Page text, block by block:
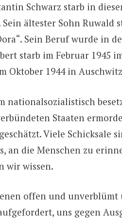
Schwarz starb in
ältester Sohn Ruwald
Sein Beruf wurde in
starb im Februar 1945
Oktober 1944 in
nationalsozialistisch
Staaten
Viele Schicksale
an die Menschen zu
wir wissen.
offen und unverblümt
uns gegen